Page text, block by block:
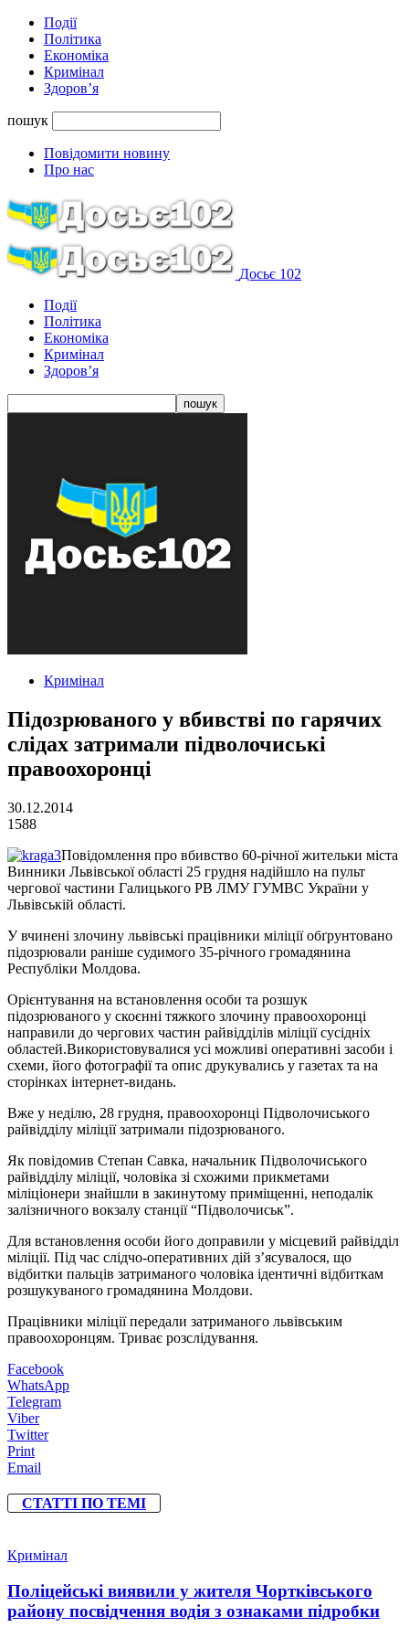
Події
Політика
Економіка
Кримінал
Здоров’я
пошук
Повідомити новину
Про нас
Досьє 102
Події
Політика
Економіка
Кримінал
Здоров’я
Кримінал
Підозрюваного у вбивстві по гарячих
слідах затримали підволочиські
правоохоронці
30.12.2014
1588
Повідомлення про вбивство 60-річної жительки міста
Винники Львівської області 25 грудня надійшло на пульт
чергової частини Галицького РВ ЛМУ ГУМВС України у
Львівській області.
У вчинені злочину львівські працівники міліції обґрунтовано
підозрювали раніше судимого 35-річного громадянина
Республіки Молдова.
Орієнтування на встановлення особи та розшук
підозрюваного у скоєнні тяжкого злочину правоохоронці
направили до чергових частин райвідділів міліції сусідніх
областей.Використовувалися усі можливі оперативні засоби і
схеми, його фотографії та опис друкувались у газетах та на
сторінках інтернет-видань.
Вже у неділю, 28 грудня, правоохоронці Підволочиського
райвідділу міліції затримали підозрюваного.
Як повідомив Степан Савка, начальник Підволочиського
райвідділу міліції, чоловіка зі схожими прикметами
міліціонери знайшли в закинутому приміщенні, неподалік
залізничного вокзалу станції “Підволочиськ”.
Для встановлення особи його доправили у місцевий райвідділ
міліції. Під час слідчо-оперативних дій з’ясувалося, що
відбитки пальців затриманого чоловіка ідентичні відбиткам
розшукуваного громадянина Молдови.
Працівники міліції передали затриманого львівським
правоохоронцям. Триває розслідування.
Facebook
WhatsApp
Telegram
Viber
Twitter
Print
Email
СТАТТІ ПО ТЕМІ
Кримінал
Поліцейські виявили у жителя Чортківського
району посвідчення водія з ознаками підробки